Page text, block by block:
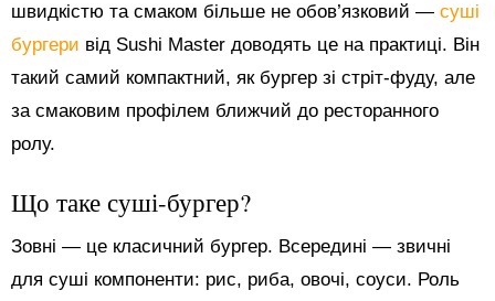
швидкістю та смаком більше не обов’язковий — суші
бургери від Sushi Master доводять це на практиці. Він
такий самий компактний, як бургер зі стріт-фуду, але
за смаковим профілем ближчий до ресторанного
ролу.
Що таке суші-бургер?
Зовні — це класичний бургер. Всередині — звичні
для суші компоненти: рис, риба, овочі, соуси. Роль